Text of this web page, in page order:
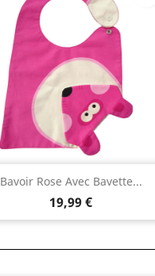
Bavoir Rose Avec Bavette...
19,99 €
 Aperçu rapide